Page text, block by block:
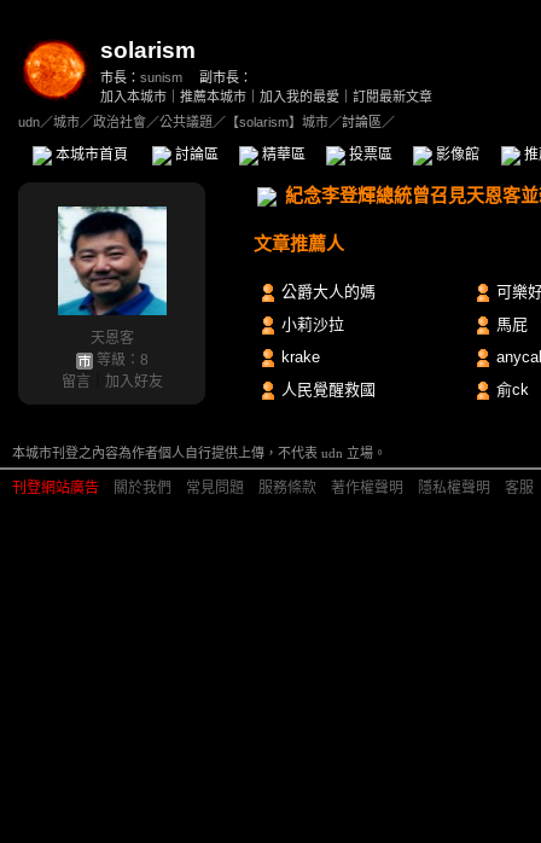
solarism
市長： sunism
副市長：
加入本城市
推薦本城市 加入我的最愛
訂閱最新文章
udn／城市／政治社會／公共議題 ／ 【solarism】城市／討論區／
本城市首頁 討論區 精華區 投票區 影像館
天恩客
等級：8
留言
加入好友
紀念李登輝總統曾召見天恩客
文章推薦人
公爵大人的媽
可樂
小莉沙拉
馬屁
krake
人民覺醒救國
俞ck
本城市刊登之內容為作者個人自行提供上傳，不代表 udn 立場。
刊登網站廣告 關於我們 常見問題 服務條款 著作權聲明 隱私權聲明 客服